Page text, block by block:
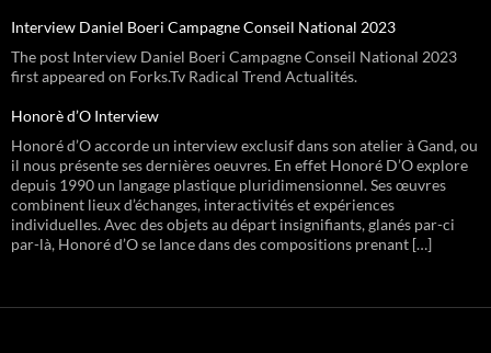
Interview Daniel Boeri Campagne Conseil National 2023
The post Interview Daniel Boeri Campagne Conseil National 2023
first appeared on Forks.Tv Radical Trend Actualités.
Honorè d’O Interview
Honoré d’O accorde un interview exclusif dans son atelier à Gand, ou
il nous présente ses dernières oeuvres. En effet Honoré D’O explore
depuis 1990 un langage plastique pluridimensionnel. Ses œuvres
combinent lieux d’échanges, interactivités et expériences
individuelles. Avec des objets au départ insignifiants, glanés par-ci
par-là, Honoré d’O se lance dans des compositions prenant […]